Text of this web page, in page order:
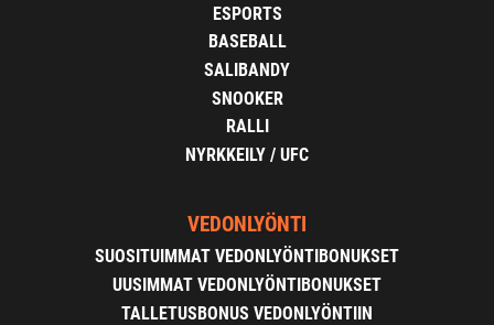
ESPORTS
BASEBALL
SALIBANDY
SNOOKER
RALLI
NYRKKEILY / UFC
VEDONLYÖNTI
SUOSITUIMMAT VEDONLYÖNTIBONUKSET
UUSIMMAT VEDONLYÖNTIBONUKSET
TALLETUSBONUS VEDONLYÖNTIIN